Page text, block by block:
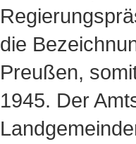
die
Preußen,
1945. Der